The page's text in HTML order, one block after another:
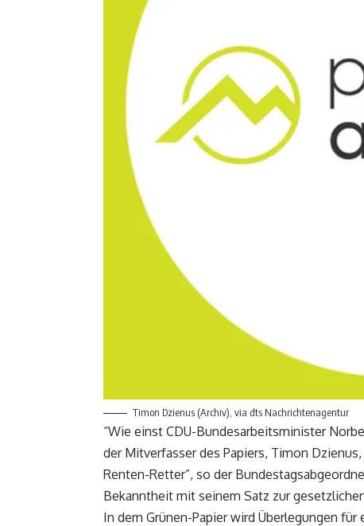
Timon Dzienus (Archiv), via dts Nachrichtenagentur
“Wie einst CDU-Bundesarbeitsminister
der Mitverfasser des Papiers, Timon
Renten-Retter”, so der
Bekanntheit mit seinem Satz zur
In dem Grünen-Papier wird Überlegungen